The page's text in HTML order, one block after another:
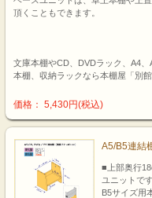
頂くこともできます。
文庫本棚やCD、DVDラック、A4
本棚、収納ラックなら本棚屋「別館
価格： 5,430円(税込)
A5/B5連結
■上部奥行
ユニットで
B5サイズ用